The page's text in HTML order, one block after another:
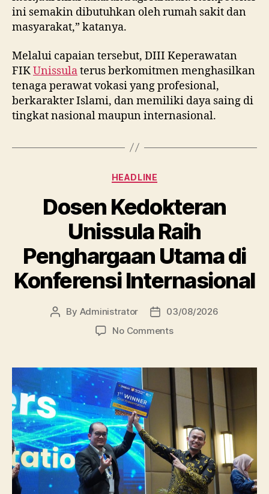
ini semakin dibutuhkan oleh rumah sakit dan
masyarakat,” katanya.
Melalui capaian tersebut, DIII Keperawatan
FIKUnissulaterus berkomitmen menghasilkan
tenaga perawat vokasi yang profesional,
berkarakter Islami, dan memiliki daya saing di
tingkat nasional maupun internasional.
Categories
HEADLINE
Dosen Kedokteran
Unissula Raih
Penghargaan Utama di
Konferensi Internasional
Post
By Administrator
Post
date
03/08/2026
No Commentson
Unissula
Raih
Penghargaan
Utama
di
Konferensi
Internasional